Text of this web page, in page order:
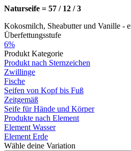
Naturseife = 57 / 12 / 3
Kokosmilch, Sheabutter und Vanille -
Überfettungsstufe
6%
Produkt Kategorie
Produkt nach Sternzeichen
Zwillinge
Fische
Seifen von Kopf bis Fuß
Zeitgemäß
Seife für Hände und Körper
Produkte nach Element
Element Wasser
Element Erde
Wähle deine Variation